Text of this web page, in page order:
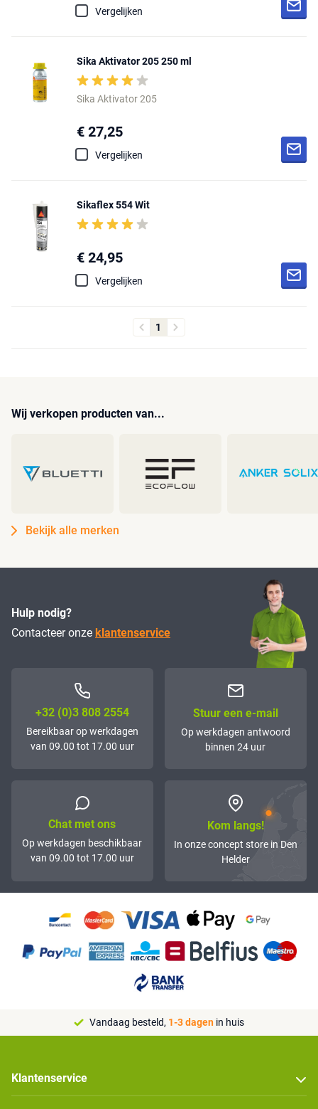
Vergelijken
Sika Aktivator 205 250 ml
Sika Aktivator 205
€ 27,25
Vergelijken
Sikaflex 554 Wit
€ 24,95
Vergelijken
1
Wij verkopen producten van...
Bekijk alle merken
Hulp nodig?
Contacteer onze klantenservice
+32 (0)3 808 2554
Bereikbaar op werkdagen
van 09.00 tot 17.00 uur
Stuur een e-mail
Op werkdagen antwoord
binnen 24 uur
Chat met ons
Op werkdagen beschikbaar
van 09.00 tot 17.00 uur
Kom langs!
In onze concept store in Den
Helder
Vandaag besteld, 1-3 dagen in huis
Klantenservice